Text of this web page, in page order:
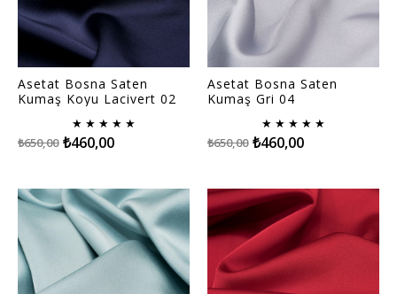
Asetat Bosna Saten
Kumaş Koyu Lacivert 02
★ ★ ★ ★ ★
₺460,00
₺650,00
Asetat Bosna Saten
Kumaş Gri 04
★ ★ ★ ★ ★
₺460,00
₺650,00